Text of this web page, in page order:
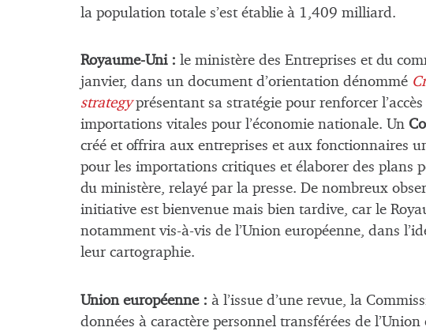
la population totale s’est établie à 1,409 milliard.
Royaume-Uni : le ministère des Entreprises et du
janvier, dans un document d’orientation dénommé
strategyprésentant sa stratégie pour renforcer
importations vitales pour l’économie nationale. Un
créé et offrira aux entreprises et aux fonctionnaires
pour les importations critiques et élaborer des plans
du ministère, relayé par la presse. De nombreux
initiative est bienvenue mais bien tardive, car le
notamment vis-à-vis de l’Union européenne, dans
leur cartographie.
Union européenne : à l’issue d’une revue, la
données à caractère personnel transférées de